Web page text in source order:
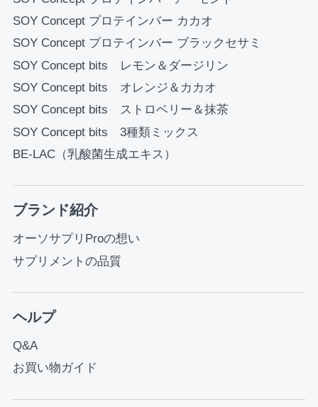
SOY Concept プロテインバー カカオ
SOY Concept プロテインバー ブラックセサミ
SOY Concept bits レモン＆ダージリン
SOY Concept bits オレンジ＆カカオ
SOY Concept bits ストロベリー＆抹茶
SOY Concept bits 3種類ミックス
BE-LAC（乳酸菌生成エキス）
ブランド紹介
オーソサプリProの想い
サプリメントの品質
ヘルプ
Q&A
お買い物ガイド